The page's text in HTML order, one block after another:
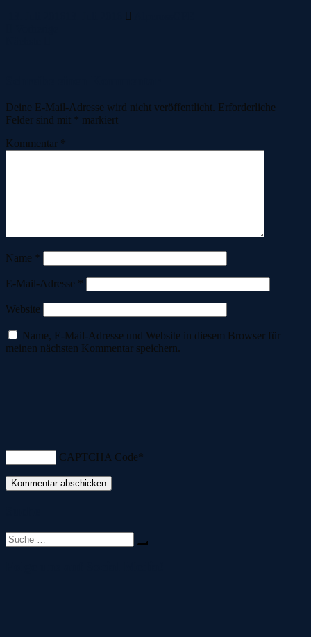
Deine E-Mail-Adresse wird nicht veröffentlicht. Erforderliche
Felder sind mit * markiert
Kommentar *
Name *
E-Mail-Adresse *
Website
Name, E-Mail-Adresse und Website in diesem Browser für
meinen nächsten Kommentar speichern.
CAPTCHA Code*
Suche
nach: